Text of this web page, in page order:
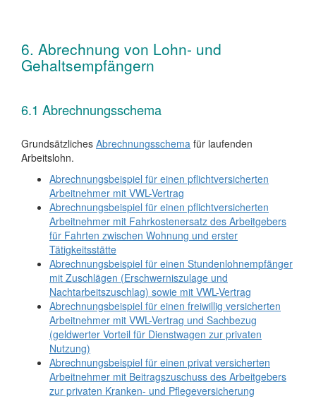
6. Abrechnung von Lohn- und
Gehaltsempfängern
6.1 Abrechnungsschema
Grundsätzliches Abrechnungsschema für laufenden
Arbeitslohn.
Abrechnungsbeispiel für einen pflichtversicherten
Arbeitnehmer mit VWL-Vertrag
Abrechnungsbeispiel für einen pflichtversicherten
Arbeitnehmer mit Fahrkostenersatz des Arbeitgebers
für Fahrten zwischen Wohnung und erster
Tätigkeitsstätte
Abrechnungsbeispiel für einen Stundenlohnempfänger
mit Zuschlägen (Erschwerniszulage und
Nachtarbeitszuschlag) sowie mit VWL-Vertrag
Abrechnungsbeispiel für einen freiwillig versicherten
Arbeitnehmer mit VWL-Vertrag und Sachbezug
(geldwerter Vorteil für Dienstwagen zur privaten
Nutzung)
Abrechnungsbeispiel für einen privat versicherten
Arbeitnehmer mit Beitragszuschuss des Arbeitgebers
zur privaten Kranken- und Pflegeversicherung